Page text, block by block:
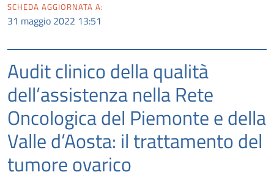
SCHEDA AGGIORNATA A:
31 maggio 2022 13:51
Audit clinico della qualità
dell’assistenza nella Rete
Oncologica del Piemonte e della
Valle d’Aosta: il trattamento del
tumore ovarico